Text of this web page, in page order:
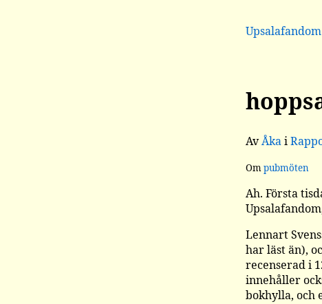
Upsalafandom
AvÅkai
Ompubmöten
Ah. Första
Lennart
har läst än),
recenserad i
innehåller
bokhylla, och